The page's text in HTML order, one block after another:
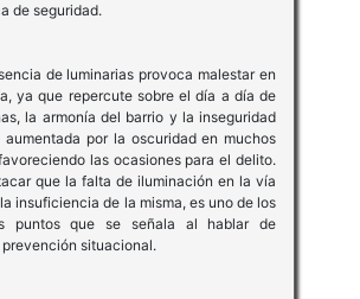
de seguridad.
de luminarias provoca malestar en
ya que repercute sobre el día a día de
la armonía del barrio y la inseguridad
por la oscuridad en muchos
las ocasiones para el delito.
que la falta de iluminación en la vía
insuficiencia de la misma, es uno de los
puntos que se señala al hablar de
situacional.